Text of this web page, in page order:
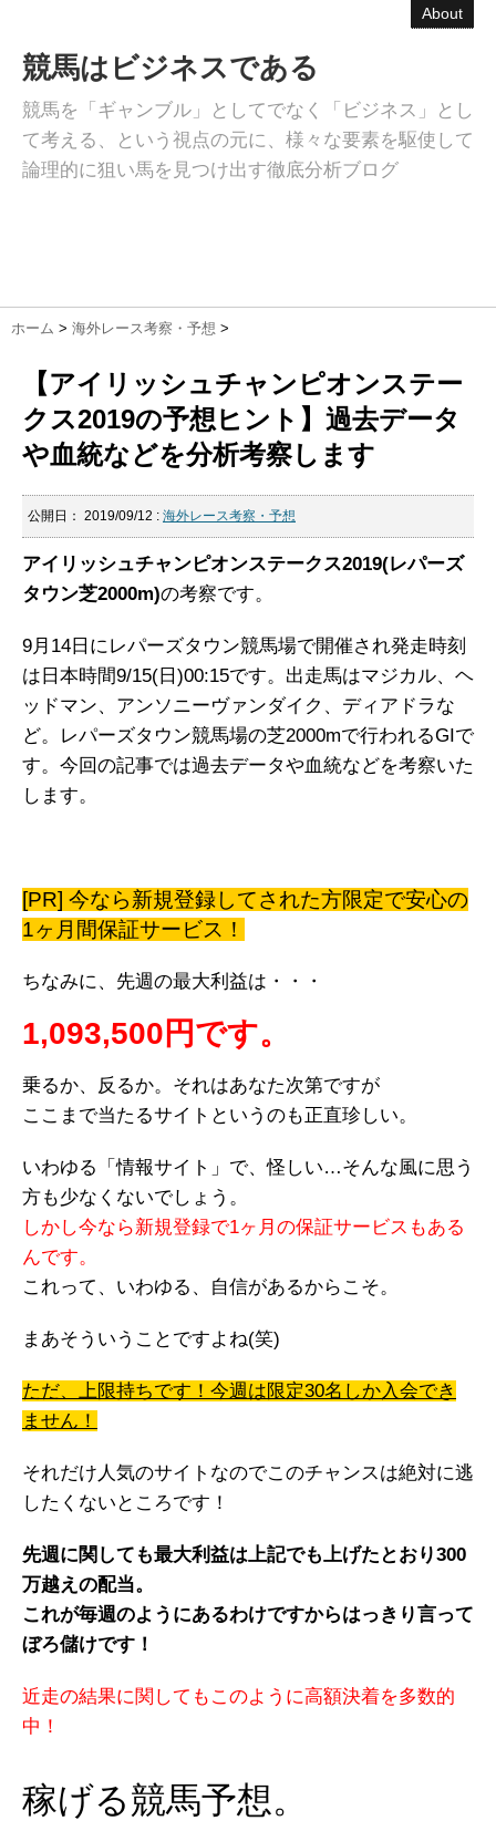
About
競馬はビジネスである
競馬を「ギャンブル」としてでなく「ビジネス」とし
て考える、という視点の元に、様々な要素を駆使して
論理的に狙い馬を見つけ出す徹底分析ブログ
ホーム > 海外レース考察・予想 >
【アイリッシュチャンピオンステー
クス2019の予想ヒント】過去データ
や血統などを分析考察します
公開日： 2019/09/12 : 海外レース考察・予想
アイリッシュチャンピオンステークス2019(レパーズ
タウン芝2000m)の考察です。
9月14日にレパーズタウン競馬場で開催され発走時刻
は日本時間9/15(日)00:15です。出走馬はマジカル、ヘ
ッドマン、アンソニーヴァンダイク、ディアドラな
ど。レパーズタウン競馬場の芝2000mで行われるGIで
す。今回の記事では過去データや血統などを考察いた
します。
[PR] 今なら新規登録してされた方限定で安心の
1ヶ月間保証サービス！
ちなみに、先週の最大利益は・・・
1,093,500円です。
乗るか、反るか。それはあなた次第ですが
ここまで当たるサイトというのも正直珍しい。
いわゆる「情報サイト」で、怪しい…そんな風に思う
方も少なくないでしょう。
しかし今なら新規登録で1ヶ月の保証サービスもある
んです。
これって、いわゆる、自信があるからこそ。
まあそういうことですよね(笑)
ただ、上限持ちです！今週は限定30名しか入会でき
ません！
それだけ人気のサイトなのでこのチャンスは絶対に逃
したくないところです！
先週に関しても最大利益は上記でも上げたとおり300
万越えの配当。
これが毎週のようにあるわけですからはっきり言って
ぼろ儲けです！
近走の結果に関してもこのように高額決着を多数的
中！
稼げる競馬予想。